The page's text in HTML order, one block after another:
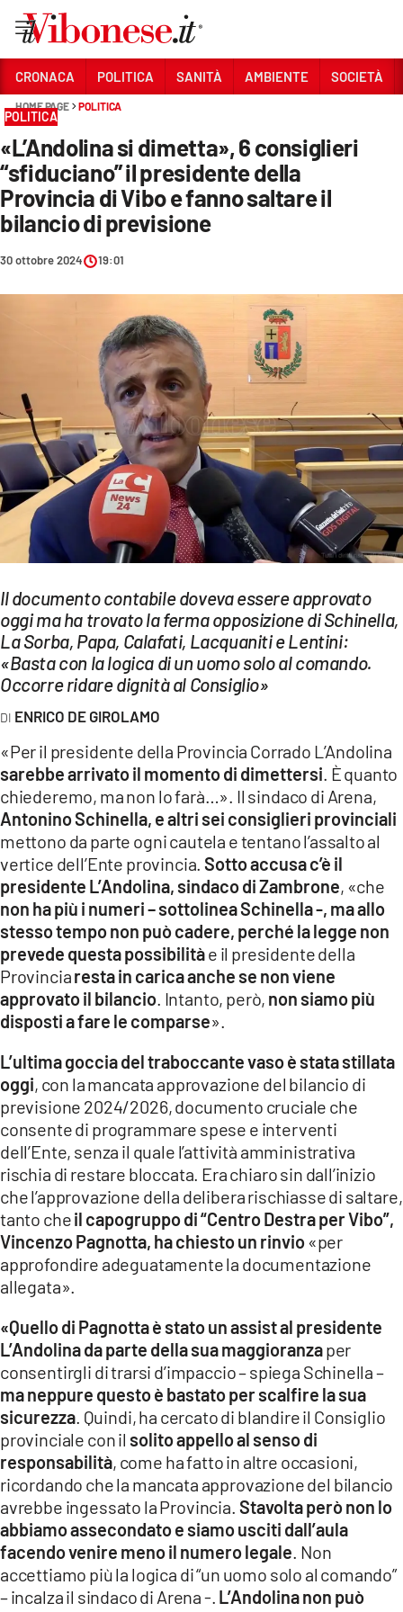
Sezioni
CRONACA
POLITICA
SANITÀ
AMBIENTE
SOCIETÀ
ECONOMIA E LAVORO
EVENTI
SPORT
Streaming
LAC TV
LAC ONAIR
LaC
Network
LACPLAY.IT
LACTV.IT
LACONAIR.IT
LACITYMAG.IT
ILREGGINO.IT
COSENZACHANNEL.IT
ILVIBONESE.IT
CATANZAROCHANNEL.IT
LACAPITALENEWS.IT
App
ANDROID
APPLE
CRONACA POLITICA SANITÀ AMBIENTE SOCIETÀ
HOME PAGE POLITICA
POLITICA
«L’Andolina si dimetta», 6 consiglieri
“sfiduciano” il presidente della
Provincia di Vibo e fanno saltare il
bilancio di previsione
30 ottobre 2024 19:01
Il documento contabile doveva essere approvato
oggi ma ha trovato la ferma opposizione di Schinella,
La Sorba, Papa, Calafati, Lacquaniti e Lentini:
«Basta con la logica di un uomo solo al comando.
Occorre ridare dignità al Consiglio»
ENRICO DE GIROLAMO
«Per il presidente della Provincia Corrado L’Andolina
sarebbe arrivato il momento di dimettersi . È quanto
chiederemo, ma non lo farà…». Il sindaco di Arena,
Antonino Schinella, e altri sei consiglieri provinciali
mettono da parte ogni cautela e tentano l’assalto al
vertice dell’Ente provincia.Sotto accusa c’è il
presidente L’Andolina, sindaco di Zambrone, «che
non ha più i numeri – sottolinea Schinella -, ma allo
stesso tempo non può cadere, perché la legge non
prevede questa possibilitàe il presidente della
Provinciaresta in carica anche se non viene
approvato il bilancio . Intanto, però, non siamo più
disposti a fare le comparse».
L’ultima goccia del traboccante vaso è stata stillata
oggi, con la mancata approvazione del bilancio di
previsione 2024/2026, documento cruciale che
consente di programmare spese e interventi
dell’Ente, senza il quale l’attività amministrativa
rischia di restare bloccata. Era chiaro sin dall’inizio
che l’approvazione della delibera rischiasse di saltare,
tanto cheil capogruppo di “Centro Destra per Vibo”,
Vincenzo Pagnotta, ha chiesto un rinvio«per
approfondire adeguatamente la documentazione
allegata».
«Quello di Pagnotta è stato un assist al presidente
L’Andolina da parte della sua maggioranzaper
consentirgli di trarsi d’impaccio – spiega Schinella –
ma neppure questo è bastato per scalfire la sua
sicurezza . Quindi, ha cercato di blandire il Consiglio
provinciale con il solito appello al senso di
responsabilità, come ha fatto in altre occasioni,
ricordando che la mancata approvazione del bilancio
avrebbe ingessato la Provincia. Stavolta però non lo
abbiamo assecondato e siamo usciti dall’aula
facendo venire meno il numero legale . Non
accettiamo più la logica di “un uomo solo al comando”
– incalza il sindaco di Arena -. L’Andolina non può